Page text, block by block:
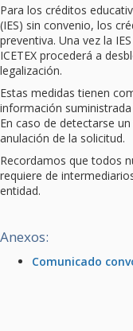
Para los créditos
(IES) sin convenio, los
preventiva. Una vez la
ICETEX procederá a
legalización.
Estas medidas tienen
información
En caso de detectarse
anulación de la solicitud.
Recordamos que todos
requiere de
entidad.
Anexos:
Comunicado